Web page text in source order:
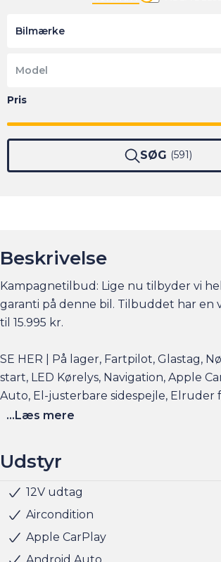
Bilmærke
Model
SØG 591
Beskrivelse
Kampagnetilbud: Lige nu tilbyder vi
garanti på denne bil. Tilbuddet har en
til 15.995 kr.
SE HER | På lager, Fartpilot, Glastag,
start, LED Kørelys, Navigation, Apple
Auto, El-justerbare sidespejle, Elruder
passagersæde og bagsæder og meget
Rækkevidde: (WLTP): 312 km
Hjemmeladning: 11 kw (ca. 4 timer)
Se flere billeder, få et overblik over
...Læs mere
Udstyr
12V udtag
Aircondition
Apple CarPlay
Klimaanlæg
Kørecomputer
Musikstreaming via bluetooth
Multifunktionsrat
Nøglefri start
Radio
Regnsensor
Servo
Udvendig temperaturmåler
LED kørelys
LED baglygter
Justerbart rat
Kopholder
Stofindtræk
ABS
Airbag
Antispin
Auto hold
ESP
Fører-airbag
Isofix
Selealarm
Selestrammer
Skiltegenkendelse
Digital instrumentering
Bluetooth
Alufælge
Glastag
Startspærre
Nøglefri døre